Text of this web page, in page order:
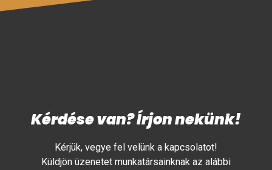
Kérdése van? Írjon nekünk!
Kérjük, vegye fel velünk a kapcsolatot!
Küldjön üzenetet munkatársainknak az alábbi